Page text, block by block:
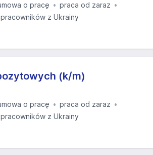
o pracę
praca od zaraz
z Ukrainy
(k/m)
o pracę
praca od zaraz
z Ukrainy